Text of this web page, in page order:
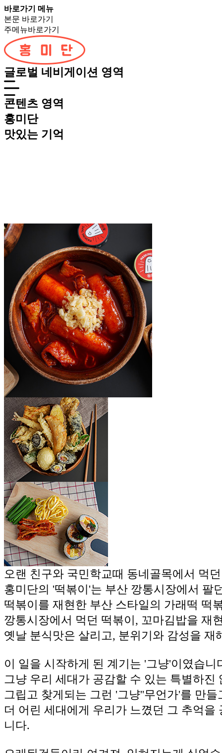
바로가기 메뉴
본문 바로가기
주메뉴바로가기
글로벌 네비게이션 영역
콘텐츠 영역
홍미단
맛있는 기 억
오랜 친구와 국민학교때 동네골목에서 먹
홍미단의 '떡볶이'는 부산 깡통시장에서 팔
떡볶이를 재현한 부산 스타일의 가래떡 떡
깡통시장에서 먹던 떡볶이, 꼬마김밥을 재
옛날 분식맛은 살리고, 분위기와 감성을 재
이 일을 시작하게 된 계기는 '그냥'이였습니
그냥 우리 세대가 공감할 수 있는 특별하진
그립고 찾게되는 그런 '그냥''무언가'를 만들
더 어린 세대에게 우리가 느꼈던 그 추억을
니다.